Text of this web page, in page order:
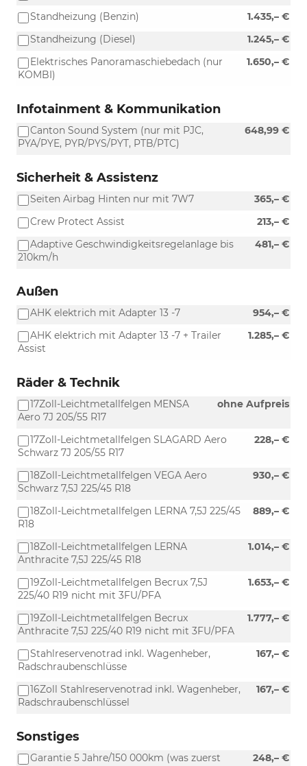
1.435,– €
Standheizung (Benzin)
1.245,– €
Standheizung (Diesel)
1.650,– €
Elektrisches Panoramaschiebedach (nur
KOMBI)
Infotainment & Kommunikation
648,99 €
Canton Sound System (nur mit PJC,
PYA/PYE, PYR/PYS/PYT, PTB/PTC)
Sicherheit & Assistenz
365,– €
Seiten Airbag Hinten nur mit 7W7
213,– €
Crew Protect Assist
481,– €
Adaptive Geschwindigkeitsregelanlage bis
210km/h
Außen
954,– €
AHK elektrich mit Adapter 13 -7
1.285,– €
AHK elektrich mit Adapter 13 -7 + Trailer
Assist
Räder & Technik
ohne Aufpreis
17Zoll-Leichtmetallfelgen MENSA
Aero 7J 205/55 R17
228,– €
17Zoll-Leichtmetallfelgen SLAGARD Aero
Schwarz 7J 205/55 R17
930,– €
18Zoll-Leichtmetallfelgen VEGA Aero
Schwarz 7,5J 225/45 R18
889,– €
18Zoll-Leichtmetallfelgen LERNA 7,5J 225/45
R18
1.014,– €
18Zoll-Leichtmetallfelgen LERNA
Anthracite 7,5J 225/45 R18
1.653,– €
19Zoll-Leichtmetallfelgen Becrux 7,5J
225/40 R19 nicht mit 3FU/PFA
1.777,– €
19Zoll-Leichtmetallfelgen Becrux
Anthracite 7,5J 225/40 R19 nicht mit 3FU/PFA
167,– €
Stahlreservenotrad inkl. Wagenheber,
Radschraubenschlüsse
167,– €
16Zoll Stahlreservenotrad inkl. Wagenheber,
Radschraubenschlüssel
Sonstiges
248,– €
Garantie 5 Jahre/150 000km (was zuerst